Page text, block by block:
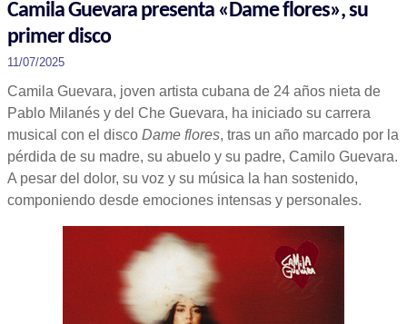
Camila Guevara presenta «Dame flores», su
primer disco
11/07/2025
Camila Guevara, joven artista cubana de 24 años nieta de
Pablo Milanés y del Che Guevara, ha iniciado su carrera
musical con el disco Dame flores, tras un año marcado por la
pérdida de su madre, su abuelo y su padre, Camilo Guevara.
A pesar del dolor, su voz y su música la han sostenido,
componiendo desde emociones intensas y personales.